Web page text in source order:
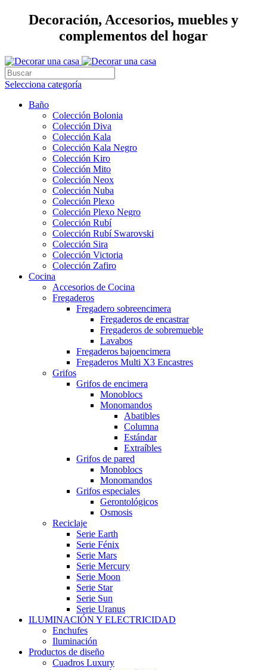
Decoración, Accesorios, muebles y
complementos del hogar
Selecciona categoría
Baño
Colección Bolonia
Colección Diva
Colección Kala
Colección Kala Negro
Colección Kiro
Colección Mito
Colección Neox
Colección Nuba
Colección Plexo
Colección Plexo Negro
Colección Rubí
Colección Rubí Swarovski
Colección Sira
Colección Victoria
Colección Zafiro
Cocina
Accesorios de Cocina
Fregaderos
Fregadero sobreencimera
Fregaderos de encastrar
Fregaderos de sobremueble
Lavabos
Fregaderos bajoencimera
Fregaderos Multi X3 Encastres
Grifos
Grifos de encimera
Monoblocs
Monomandos
Abatibles
Columna
Estándar
Extraíbles
Grifos de pared
Monoblocs
Monomandos
Grifos especiales
Gerontológicos
Osmosis
Reciclaje
Serie Earth
Serie Fénix
Serie Mars
Serie Mercury
Serie Moon
Serie Star
Serie Sun
Serie Uranus
ILUMINACIÓN Y ELECTRICIDAD
Enchufes
Iluminación
Productos de diseño
Cuadros Luxury